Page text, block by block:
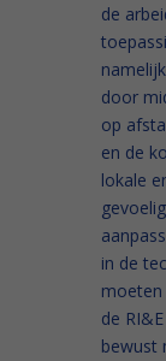
de
door
op
en de
lokale
in de
moeten
de
bewust